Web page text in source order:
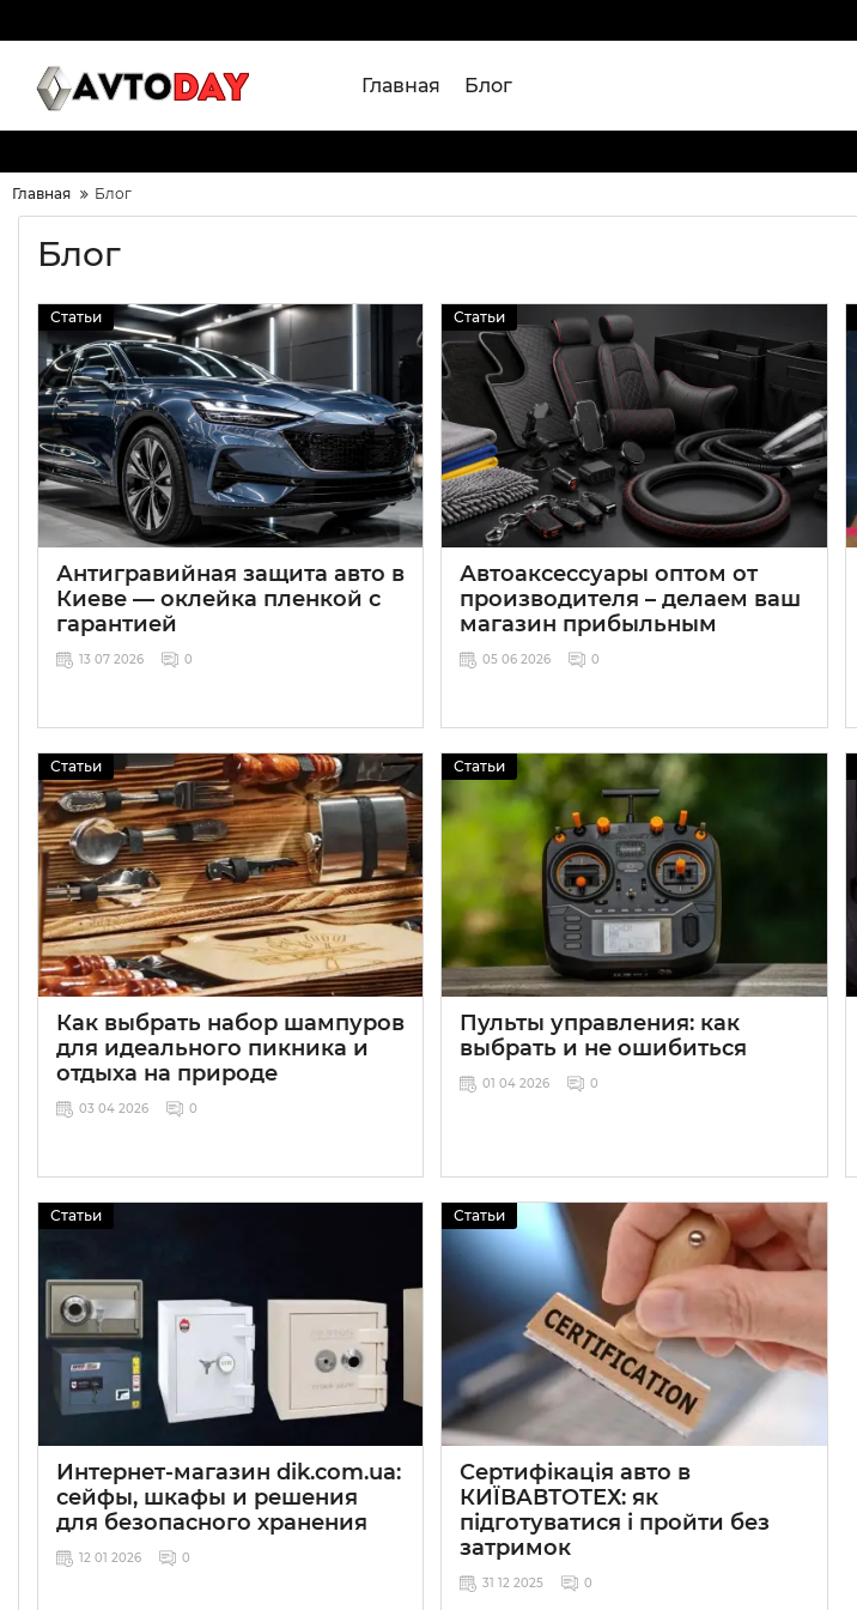
Главная Блог
Главная Блог
Блог
Статьи
Антигравийная защита авто в
Киеве — оклейка пленкой с
гарантией
13 07 2026 0
Статьи
Автоаксессуары оптом от
производителя – делаем ваш
магазин прибыльным
05 06 2026 0
Статьи
Как выбрать набор шампуров
для идеального пикника и
отдыха на природе
03 04 2026 0
Статьи
Пульты управления: как
выбрать и не ошибиться
01 04 2026 0
Статьи
Интернет-магазин dik.com.ua:
сейфы, шкафы и решения
для безопасного хранения
12 01 2026 0
Статьи
Сертифікація авто в
КИЇВАВТОТЕХ: як
підготуватися і пройти без
затримок
31 12 2025 0